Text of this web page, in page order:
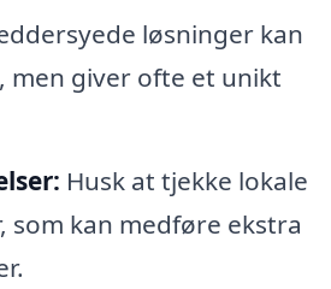
løsninger kan
giver ofte et unikt
Husk at tjekke lokale
som kan medføre ekstra